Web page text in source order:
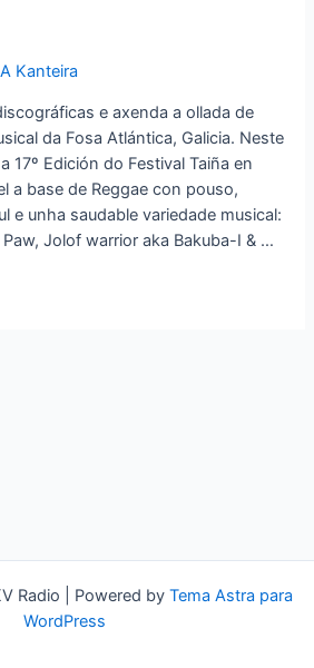
A Kanteira
e axenda a ollada de
da Fosa Atlántica, Galicia. Neste
17º Edición do Festival Taiña en
a base de Reggae con pouso,
e unha saudable variedade musical:
Jolof warrior aka Bakuba-I & …
Radio | Powered by Tema Astra para
WordPress